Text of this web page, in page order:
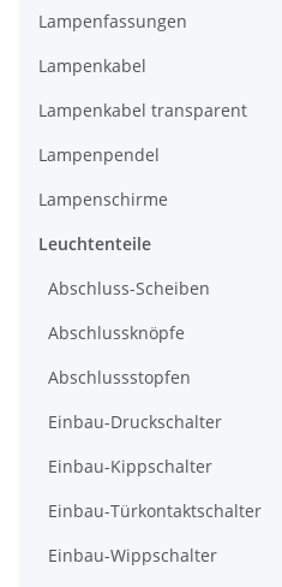
Lampenfassungen
Lampenkabel
Lampenkabel transparent
Lampenpendel
Lampenschirme
Leuchtenteile
Abschluss-Scheiben
Abschlussknöpfe
Abschlussstopfen
Einbau-Druckschalter
Einbau-Kippschalter
Einbau-Türkontaktschalter
Einbau-Wippschalter